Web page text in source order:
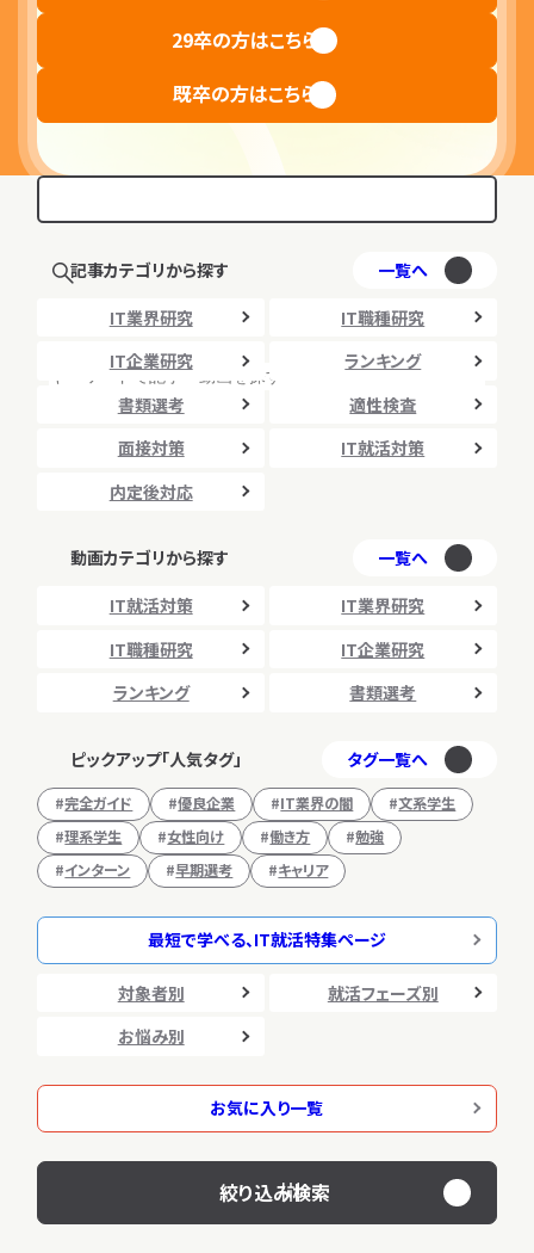
検索結果：0件
検索
相談する
29卒の方はこちら
既卒の方はこちら
記事カテゴリから探す 一覧へ
IT業界研究
IT職種研究
IT企業研究
ランキング
書類選考
適性検査
面接対策
IT就活対策
内定後対応
動画カテゴリから探す 一覧へ
IT就活対策
IT業界研究
IT職種研究
IT企業研究
ランキング
書類選考
ピックアップ「人気タグ」 タグ一覧へ
完全ガイド 優良企業 IT業界の闇
文系学生
理系学生
女性向け 働き方
勉強
インターン
早期選考 キャリア
最短で学べる、IT就活特集ページ
対象者別
就活フェーズ別
お悩み別
お気に入り一覧
絞り込み検索